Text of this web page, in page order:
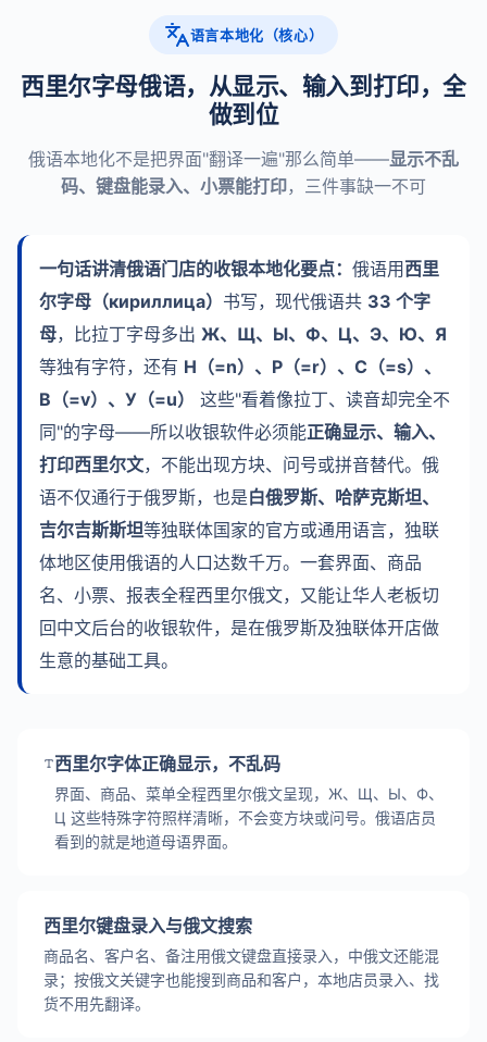
语言本地化（核心）
西里尔字母俄语，从显示、输入到打印，全
做到位
俄语本地化不是把界面"翻译一遍"那么简单——显示不乱
码、键盘能录入、小票能打印，三件事缺一不可
一句话讲清俄语门店的收银本地化要点： 俄语用 西里
尔字母（кириллица） 书写，现代俄语共 33 个字
母，比拉丁字母多出 Ж、Щ、Ы、Ф、Ц、Э、Ю、Я
等独有字符，还有 Н（=n）、Р（=r）、С（=s）、
В（=v）、У（=u）
这些"看着像拉丁、读音却完全不
同"的字母——所以收银软件必须能正确显示、输入、
打印西里尔文，不能出现方块、问号或拼音替代。俄
语不仅通行于俄罗斯，也是白俄罗斯、哈萨克斯坦、
吉尔吉斯斯坦等独联体国家的官方或通用语言，独联
体地区使用俄语的人口达数千万。一套界面、商品
名、小票、报表全程西里尔俄文，又能让华人老板切
回中文后台的收银软件，是在俄罗斯及独联体开店做
生意的基础工具。
西里尔字体正确显示，不乱码
界面、商品、菜单全程西里尔俄文呈现，Ж、Щ、Ы、Ф、
Ц 这些特殊字符照样清晰，不会变方块或问号。俄语店员
看到的就是地道母语界面。
西里尔键盘录入与俄文搜索
商品名、客户名、备注用俄文键盘直接录入，中俄文还能混
录；按俄文关键字也能搜到商品和客户，本地店员录入、找
货不用先翻译。